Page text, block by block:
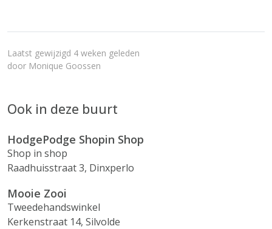
Laatst gewijzigd 4 weken geleden
door Monique Goossen
Ook in deze buurt
HodgePodge Shopin Shop
Shop in shop
Raadhuisstraat 3, Dinxperlo
Mooie Zooi
Tweedehandswinkel
Kerkenstraat 14, Silvolde